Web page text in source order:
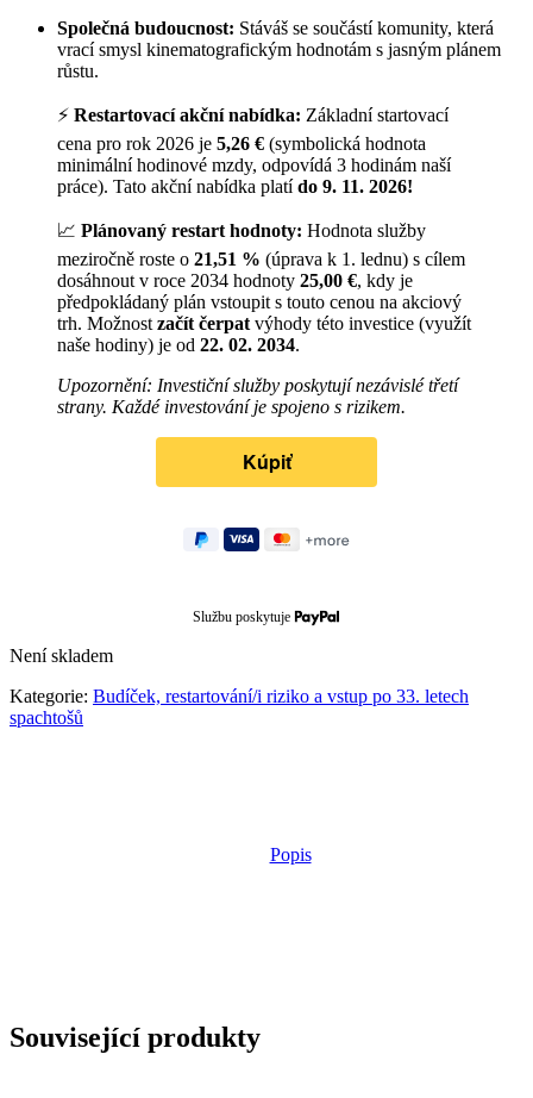
Společná budoucnost: Stáváš se součástí komunity, která
vrací smysl kinematografickým hodnotám s jasným plánem
růstu.
⚡ Restartovací akční nabídka: Základní startovací
cena pro rok 2026 je 5,26 € (symbolická hodnota
minimální hodinové mzdy, odpovídá 3 hodinám naší
práce). Tato akční nabídka platído 9. 11. 2026!
📈 Plánovaný restart hodnoty: Hodnota služby
meziročně roste o 21,51 % (úprava k 1. lednu) s cílem
dosáhnout v roce 2034 hodnoty 25,00 €, kdy je
předpokládaný plán vstoupit s touto cenou na akciový
trh. Možnost začít čerpat výhody této investice (využít
naše hodiny) je od 22. 02. 2034.
Upozornění: Investiční služby poskytují nezávislé třetí
strany. Každé investování je spojeno s rizikem.
Službu poskytuje
Není skladem
Kategorie: Budíček, restartování/i riziko a vstup po 33. letech
spachtošů
Popis
Související produkty